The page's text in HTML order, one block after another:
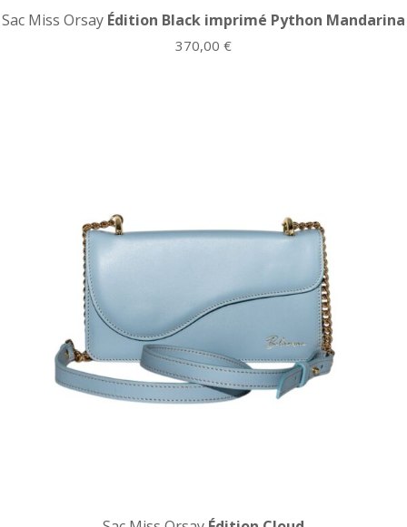
Sac Miss Orsay Édition Black imprimé Python Mandarina
370,00 €